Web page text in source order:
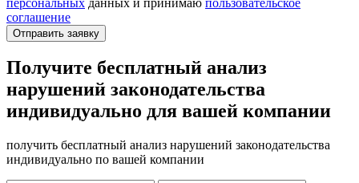
соглашение
Отправить заявку
Получите бесплатный анализ
нарушений законодательства
индивидуально для вашей компании
получить бесплатный анализ нарушений законодательства
индивидуально по вашей компании